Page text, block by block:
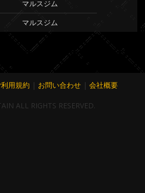
マルスジム
マルスジム
用規約 | お問い合わせ | 会社概要
ALL RIGHTS RESERVED.